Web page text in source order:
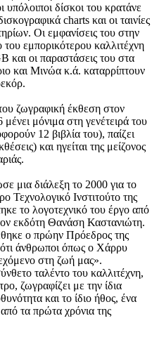
δίσκοι του κρατάνε
charts και οι ταινίες
Οι εμφανίσεις του στην
του εμπορικότερου καλλιτέχνη
και οι παραστάσεις του στα
και Μινώα κ.ά. καταρρίπτουν
ζωγραφική έκθεση στον
μόνιμα στη γενέτειρά του
12 βιβλία του), παίζει
και ηγείται της μείζονος
μια διάλεξη το 2000 για το
Τεχνολογικό Ινστιτούτο της
το λογοτεχνικό του έργο από
εκδότη Θανάση Καστανιώτη.
ο πρώην Πρόεδρος της
άνθρωποι όπως ο Χάρρυ
στη ζωή μας».
ταλέντο του καλλιτέχνη,
ζωγραφίζει με την ίδια
και το ίδιο ήθος, ένα
τα πρώτα χρόνια της